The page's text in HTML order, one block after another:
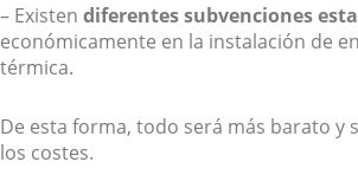
– Existen diferentes subvenciones
económicamente en la instalación de
térmica.
De esta forma, todo será más barato y
los costes.